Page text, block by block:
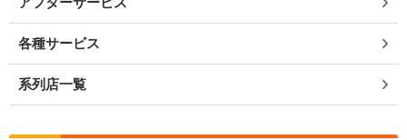
各種サービス
系列店一覧